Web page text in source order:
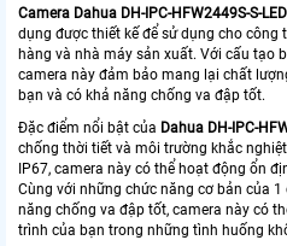
Camera Dahua DH-IPC-H FW2449S-S-LED
dụng được thiết kế để sử dụng cho công
hàng và nhà máy sản xuất. Với cấu tạo
camera này đảm bảo mang lại chất
bạn và có khả năng chống va đập tốt.
Đặc điểm nổi bật của Dahua DH-IPC-
chống thời tiết và môi trường khắc
IP67, camera này có thể hoạt động ổn
Cùng với những chức năng cơ bản của
năng chống va đập tốt, camera này có
trình của bạn trong những tình huống